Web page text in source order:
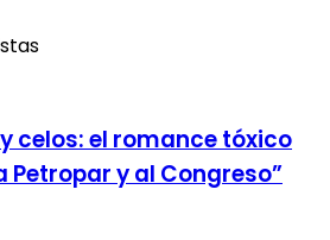
celos: el romance tóxico
Petropar y al Congreso”